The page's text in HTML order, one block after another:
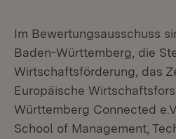
Im Bewertungsausschuss
Baden-Württemberg, die
Wirtschaftsförderung, das
Europäische
Württemberg Connected
School of Management,